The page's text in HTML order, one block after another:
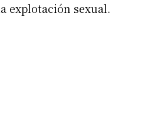
explotación sexual.